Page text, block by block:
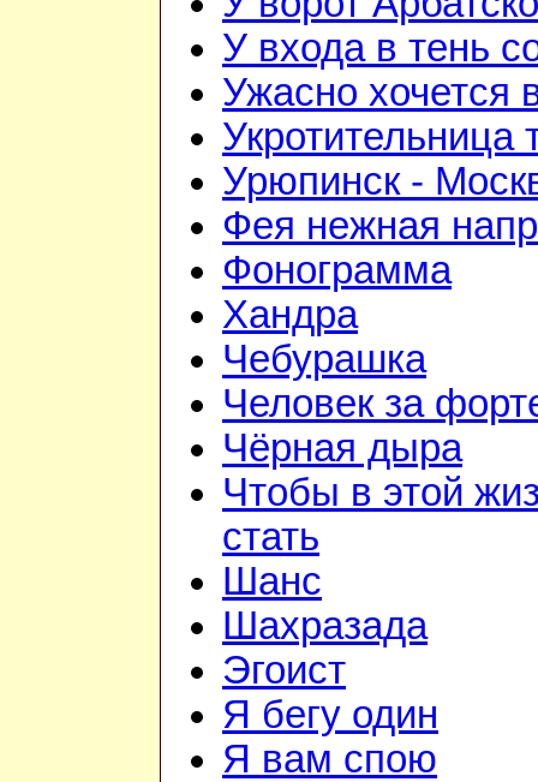
У входа в тень
Ужасно хочется
Укротительница
Урюпинск -
Фея нежная
Фонограмма
Хандра
Чебурашка
Человек за
Чёрная дыра
Чтобы в этой
стать
Шанс
Шахразада
Эгоист
Я бегу один
Я вам спою